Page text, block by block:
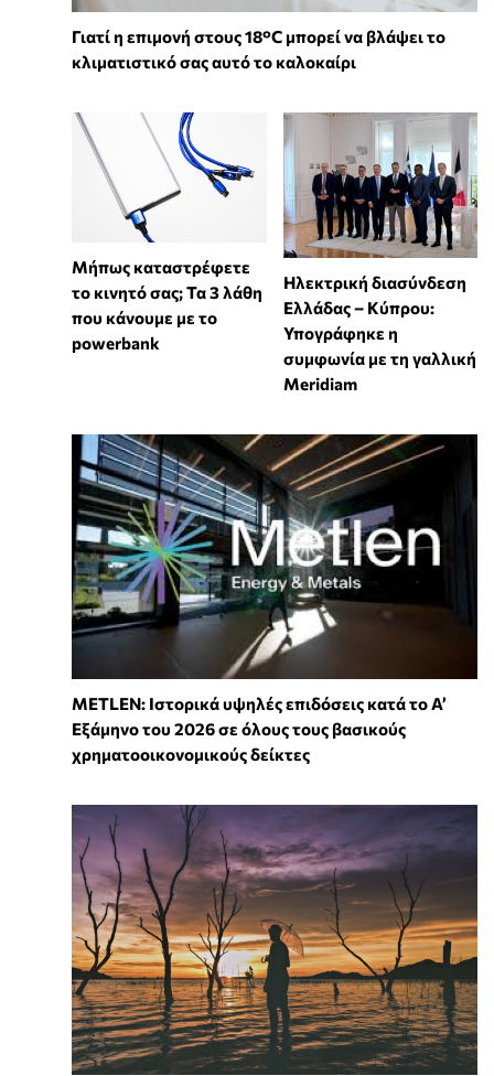
Γιατί η επιμονή στους 18°C μπορεί να βλάψει το
κλιματιστικό σας αυτό το καλοκαίρι
Μήπως καταστρέφετε
το κινητό σας; Τα 3 λάθη
που κάνουμε με το
powerbank
Ηλεκτρική διασύνδεση
Ελλάδας – Κύπρου:
Υπογράφηκε η
συμφωνία με τη γαλλική
Meridiam
METLEN: Ιστορικά υψηλές επιδόσεις κατά το Α’
Εξάμηνο του 2026 σε όλους τους βασικούς
χρηματοοικονομικούς δείκτες